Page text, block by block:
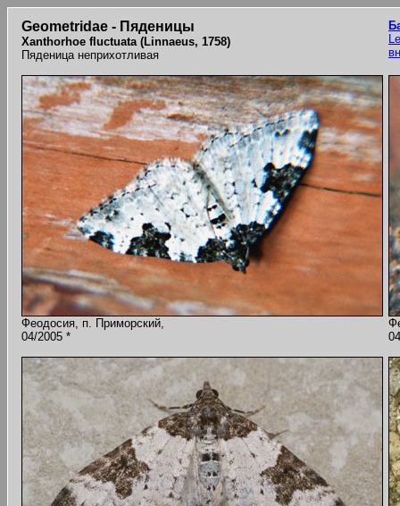
Geometridae - Пяденицы
Xanthorhoe fluctuata (Linnaeus, 1758)
Пяденица неприхотливая
Феодосия, п. Приморский,
04/2005 *